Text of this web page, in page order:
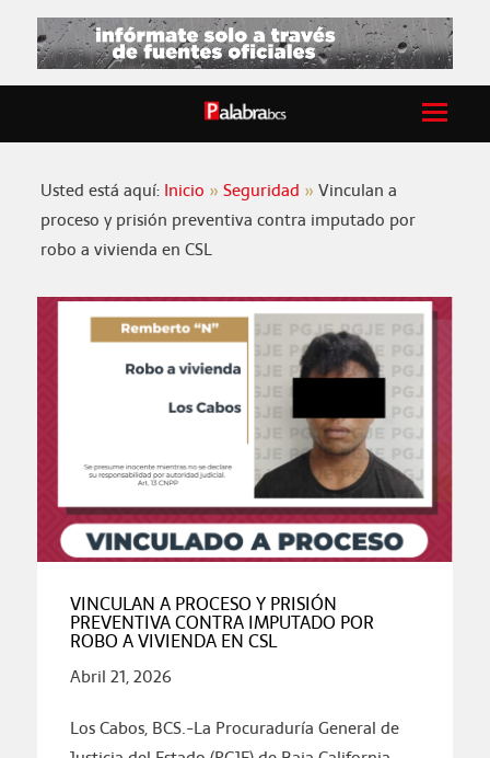
Usted está aquí: Inicio Seguridad
Vinculan a
proceso y prisión preventiva contra imputado por
robo a vivienda en CSL
VINCULAN A PROCESO Y PRISIÓN
PREVENTIVA CONTRA IMPUTADO POR
ROBO A VIVIENDA EN CSL
Abril 21, 2026
Los Cabos, BCS.-La Procuraduría General de